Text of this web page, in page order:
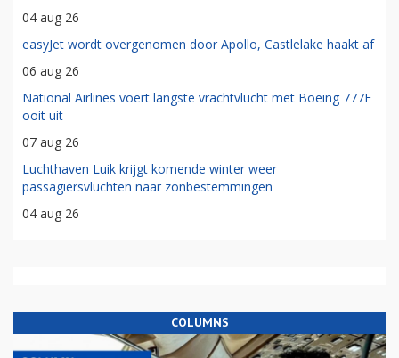
04 aug 26
easyJet wordt overgenomen door Apollo, Castlelake haakt af
06 aug 26
National Airlines voert langste vrachtvlucht met Boeing 777F
ooit uit
07 aug 26
Luchthaven Luik krijgt komende winter weer
passagiersvluchten naar zonbestemmingen
04 aug 26
COLUMNS